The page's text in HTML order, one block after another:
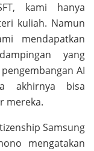
kami hanya
kuliah. Namun
mendapatkan
yang
AI
akhirnya bisa
mereka.
Samsung
mengatakan